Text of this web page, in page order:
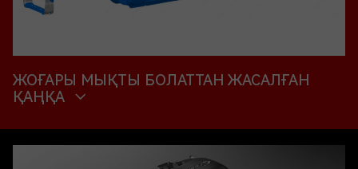
ЖОҒАРЫ МЫҚТЫ БОЛАТТАН ЖАСАЛҒАН
ҚАҢҚА